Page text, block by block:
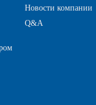
Новости компании
Q&A